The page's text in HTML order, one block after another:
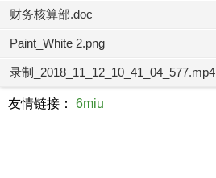
财务核算部.doc
Paint_White 2.png
录制_2018_11_12_10_41_04_577.mp4
友情链接： 6miu